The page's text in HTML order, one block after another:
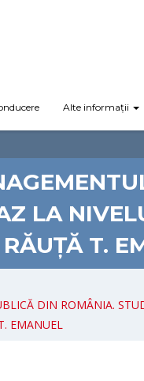
Alte informații
LA
T.
DIN ROMÂNIA.
EMANUEL